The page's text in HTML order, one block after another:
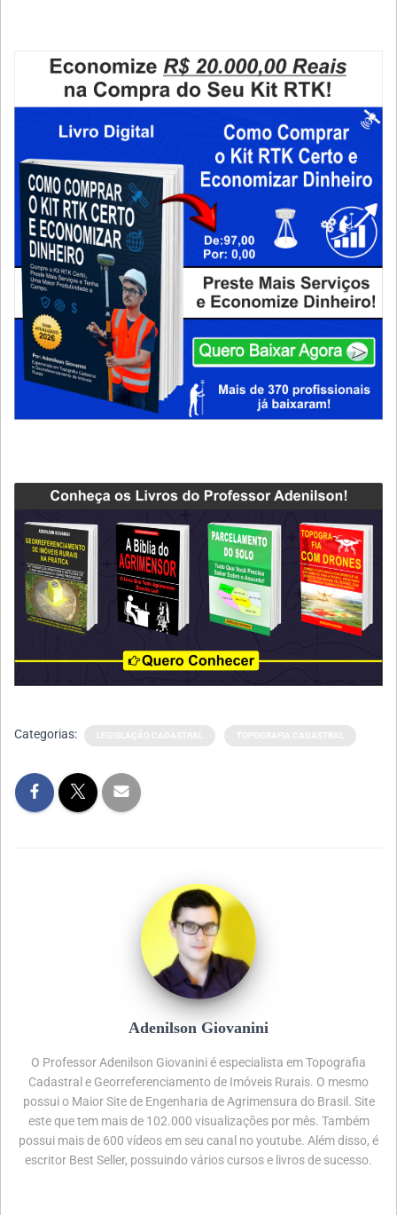
Categorias:
Adenilson Giovanini
O Professor Adenilson Giovanini é especialista em Topografia
Cadastral e Georreferenciamento de Imóveis Rurais. O mesmo
possui o Maior Site de Engenharia de Agrimensura do Brasil. Site
este que tem mais de 102.000 visualizações por mês. Também
possui mais de 600 vídeos em seu canal no youtube. Além disso, é
escritor Best Seller, possuindo vários cursos e livros de sucesso.